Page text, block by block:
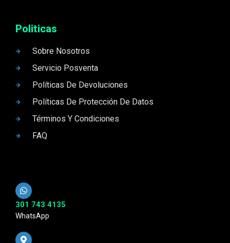
Politicas
Sobre Nosotros
Servicio Posventa
Políticas De Devoluciones
Políticas De Protección De Datos
Términos Y Condiciones
FAQ
301 743 4135
WhatsApp